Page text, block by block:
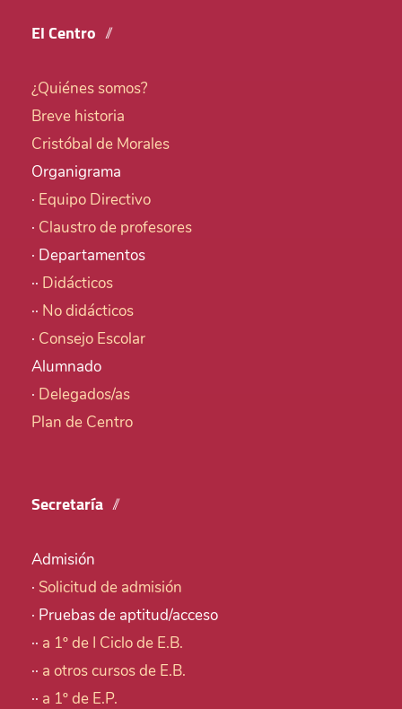
El Centro
¿Quiénes somos?
Breve historia
Cristóbal de Morales
Organigrama
· Equipo Directivo
· Claustro de profesores
· Departamentos
·· Didácticos
·· No didácticos
· Consejo Escolar
Alumnado
· Delegados/as
Plan de Centro
Secretaría
Admisión
· Solicitud de admisión
· Pruebas de aptitud/acceso
·· a 1º de I Ciclo de E.B.
·· a otros cursos de E.B.
·· a 1º de E.P.